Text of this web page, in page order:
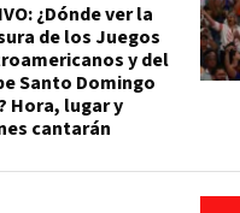
¿Dónde ver la
de los Juegos
y del
Santo Domingo
Hora, lugar y
cantarán